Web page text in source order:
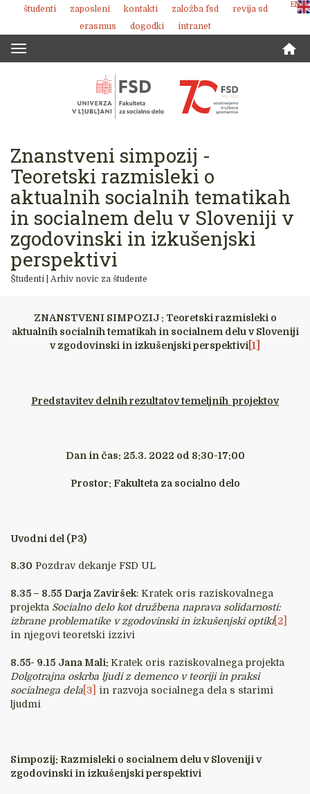
Skoči
vsebino
ENG
študenti zaposleni kontakti založba fsd
revija sd
erasmus
dogodki intranet
Znanstveni simpozij -
Teoretski razmisleki o
aktualnih socialnih tematikah
in socialnem delu v Sloveniji v
zgodovinski in izkušenjski
perspektivi
Študenti Arhiv novic za študente
ZNANSTVENI SIMPOZIJ : Teoretski razmisleki o
aktualnih socialnih tematikah in socialnem delu v Sloveniji
v zgodovinski in izkušenjski perspektivi [1]
Predstavitev delnih rezultatov temeljnih projektov
Dan in čas: 25.3. 2022 od 8:30-17:00
Prostor: Fakulteta za socialno delo
Uvodni del (P3)
8.30 Pozdrav dekanje FSD UL
8.35 – 8.55 Darja Zaviršek: Kratek oris raziskovalnega
projekta Socialno delo kot družbena naprava solidarnosti:
izbrane problematike v zgodovinski in izkušenjski optiki[2]
in njegovi teoretski izzivi
8.55- 9.15 Jana Mali: Kratek oris raziskovalnega projekta
Dolgotrajna oskrba ljudi z demenco v teoriji in praksi
socialnega dela [3]
in razvoja socialnega dela s starimi
ljudmi
Simpozij: Razmisleki o socialnem delu v Sloveniji v
zgodovinski in izkušenjski perspektivi